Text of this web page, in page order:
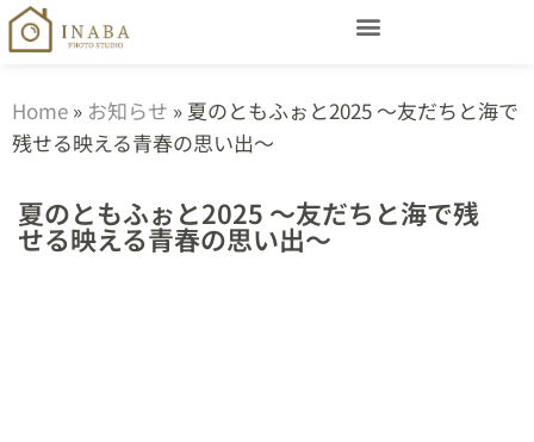
Home » お知らせ » 夏のともふぉと2025 〜友だちと海で
残せる映える青春の思い出〜
夏のともふぉと2025 〜友だちと海で残
せる映える青春の思い出〜